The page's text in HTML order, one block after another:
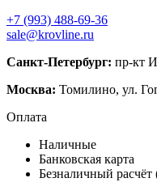
+7 (993) 488-69-36
sale@krovline.ru
Санкт-Петербург: пр-кт
Москва: Томилино, ул.
Оплата
Наличные
Банковская карта
Безналичный